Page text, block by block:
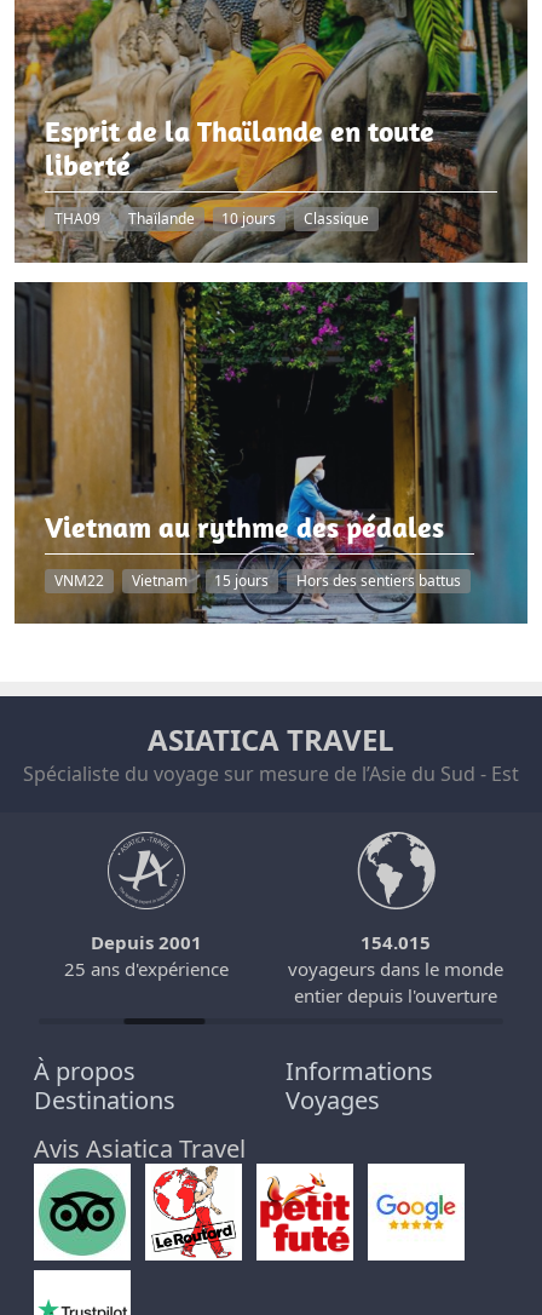
Esprit de la Thaïlande en toute
liberté
THA09 Thaïlande 10 jours Classique
Vietnam au rythme des pédales
VNM22 Vietnam 15 jours Hors des sentiers battus
ASIATICA TRAVEL
Spécialiste du voyage sur mesure de l’Asie du Sud - Est
Depuis 2001
25 ans d'expérience
154.015
voyageurs dans le monde
entier depuis l'ouverture
À propos
Informations
Destinations
Voyages
Avis Asiatica Travel